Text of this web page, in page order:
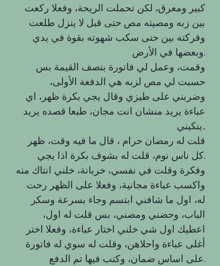
كبير ومعرق، لكن تحملت الريحة، وفعلا ركعت
بين زبه ومصيته مص حتى قبل لا ينزل طلعت
وفركته بين حتى سكب شهوته بقوة في يدي
وبعضها في الأرض.
وقمت، وعمل لي فاتورة بنصف القيمة بس
حسبت لي مص لزبه هي الدفعة الأولى،
وضربني على طيزي وقال يجي بكرة ظهر، اي
عباءة يريد منشان انت مجان، طبعا قصده يريد
ينكيني..
قلت له رمضان حرام ، قال ما فيه وقت، ظهر
كل ناس نوم، قلت له بشوف بكرة اذا يجي.
وفكرة وقلت في نفسي، خربانة، خلني انتاك منه
واكسب عباءة مجانية، وفعلا على الظهر رحت
له، اول ما شافني ابتسم وجاء بسرعة وسكر
الباب، وحضني ومصني، بس قلت له اول،
اعطيك اول شي خلني اختار عباءة، وفعلا اختر
أغلى عباءة واحلاهن، وقلت له سوي له فاتورة
على اساس ضمان، وكتب فيها تم الدفع.